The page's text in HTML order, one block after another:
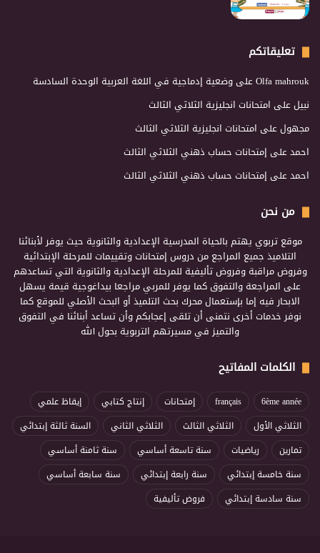
تعليقاتكم
Olfa mahroukعلى وضعية إدماجية في اللغة العربية الوحدة السادسة
نبيلعلى امتحانات انجليزية الثلاثي الثالث
مجهولعلى امتحانات انجليزية الثلاثي الثالث
احمدعلى إمتحانات حساب ذهني الثلاثي الثالث
احمدعلى إمتحانات حساب ذهني الثلاثي الثالث
من نحن
موقع تربوي يهتم بالحياة المدرسية الإعدادية والثانوية حيث يوفر لأبنائنا
التلاميذ جميع المراجع من دروس إمتحانات وتقييمات للمرحلة الإبتدائية
وفروض مراقبة وفروض تأليفية للمرحلة الإعدادية والثانوية التي تساعدهم
على المراجعة والتفوق كما يوفر للمربي مراجعا بيداغوجية قيمة يسهل
الابحار فيه إما بإستعمال محرك بحث التلميذ أو البحث الأصلي للموقع كما
نوفر خدمات أخرى نتمنى أن تلقى إعجابكم وأن تساعد أبنائنا في التفوق
والتميز في مسيرتهم التربوية بحول الله
الكلمات المفاتيح
6ème année
français إمتحانات إنتاج كتابي
إيقاظ علمي
الثلاثي الأول
الثلاثي الثالث الثلاثي الثاني
السنة ثالثة إبتدائي
تمارين
رياضيات سنة تاسعة أساسي
سنة ثامنة أساسي
سنة خامسة إبتدائي
سنة رابعة إبتدائي
سنة سابعة أساسي
سنة سادسة إبتدائي
فروض تأليفية